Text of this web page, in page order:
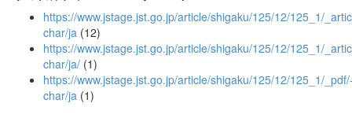
https://www.jstage.jst.go.jp/article/shigaku/125/12/125_1/
char/ja (12)
https://www.jstage.jst.go.jp/article/shigaku/125/12/125_1/
char/ja/ (1)
https://www.jstage.jst.go.jp/article/shigaku/125/12/125_1/
char/ja (1)